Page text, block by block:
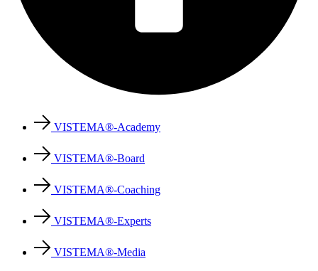
VISTEMA®-Academy
VISTEMA®-Board
VISTEMA®-Coaching
VISTEMA®-Experts
VISTEMA®-Media